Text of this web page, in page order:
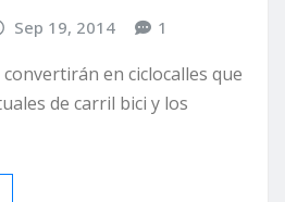
Sep 19, 2014 1
en ciclocalles que
de carril bici y los